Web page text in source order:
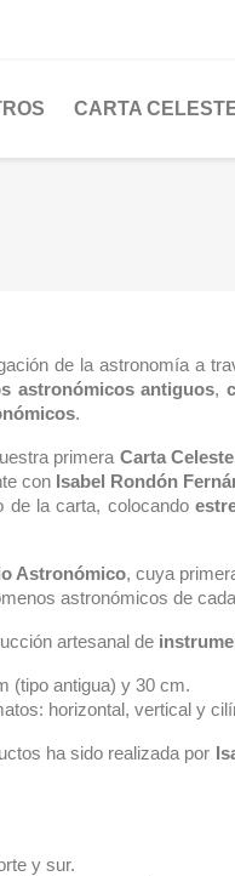
CARTA
de la astronomía a
astronómicos antiguos,
.
primera Carta Celeste
con Isabel Rondón
de la carta, colocando
Astronómico, cuya
astronómicos de
artesanal de
(tipo antigua) y 30 cm.
horizontal, vertical y
ha sido realizada por
y sur.